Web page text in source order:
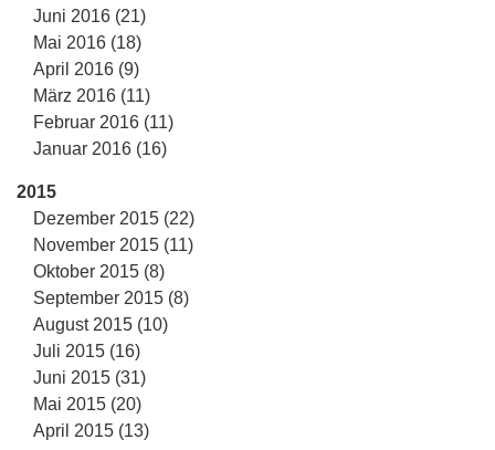
Juni 2016 (21)
Mai 2016 (18)
April 2016 (9)
März 2016 (11)
Februar 2016 (11)
Januar 2016 (16)
2015
Dezember 2015 (22)
November 2015 (11)
Oktober 2015 (8)
September 2015 (8)
August 2015 (10)
Juli 2015 (16)
Juni 2015 (31)
Mai 2015 (20)
April 2015 (13)